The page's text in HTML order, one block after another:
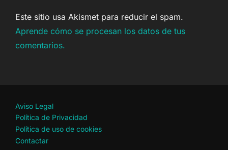
Este sitio usa Akismet para reducir el spam.
Aprende cómo se procesan los datos de tus
comentarios.
Aviso Legal
Política de Privacidad
Política de uso de cookies
Contactar